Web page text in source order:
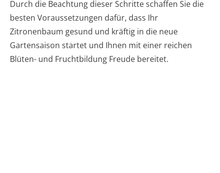
Durch die Beachtung dieser Schritte schaffen Sie die
besten Voraussetzungen dafür, dass Ihr
Zitronenbaum gesund und kräftig in die neue
Gartensaison startet und Ihnen mit einer reichen
Blüten- und Fruchtbildung Freude bereitet.